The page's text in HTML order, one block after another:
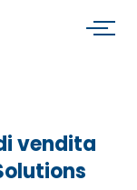
vendita